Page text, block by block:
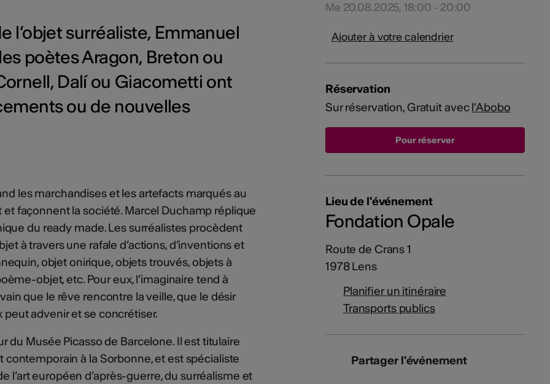
l’objet surréaliste, Emmanuel
poètes Aragon, Breton ou
Dalí ou Giacometti ont
ou de nouvelles
les marchandises et les artefacts marqués au
façonnent la société. Marcel Duchamp réplique
du ready made. Les surréalistes procèdent
à travers une rafale d’actions, d’inventions et
objet onirique, objets trouvés, objets à
objet, etc. Pour eux, l’imaginaire tend à
que le rêve rencontre la veille, que le désir
peut advenir et se concrétiser.
du Musée Picasso de Barcelone. Il est titulaire
contemporain à la Sorbonne, et est spécialiste
l’art européen d’après-guerre, du surréalisme et
Me 20.08.2025, 18:00 - 20:00
Ajouter à votre calendrier
Réservation
Sur réservation, Gratuit avecl'Abobo
Lieu de l'événement
Fondation Opale
Route de Crans 1
1978 Lens
Planifier un itinéraire
Transports publics
Partager l'événement